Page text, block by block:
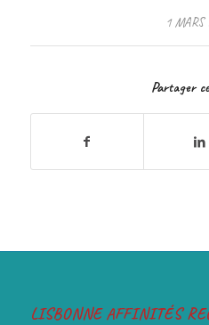
1 MARS
Partager
LISBONNE AFFINITÉS